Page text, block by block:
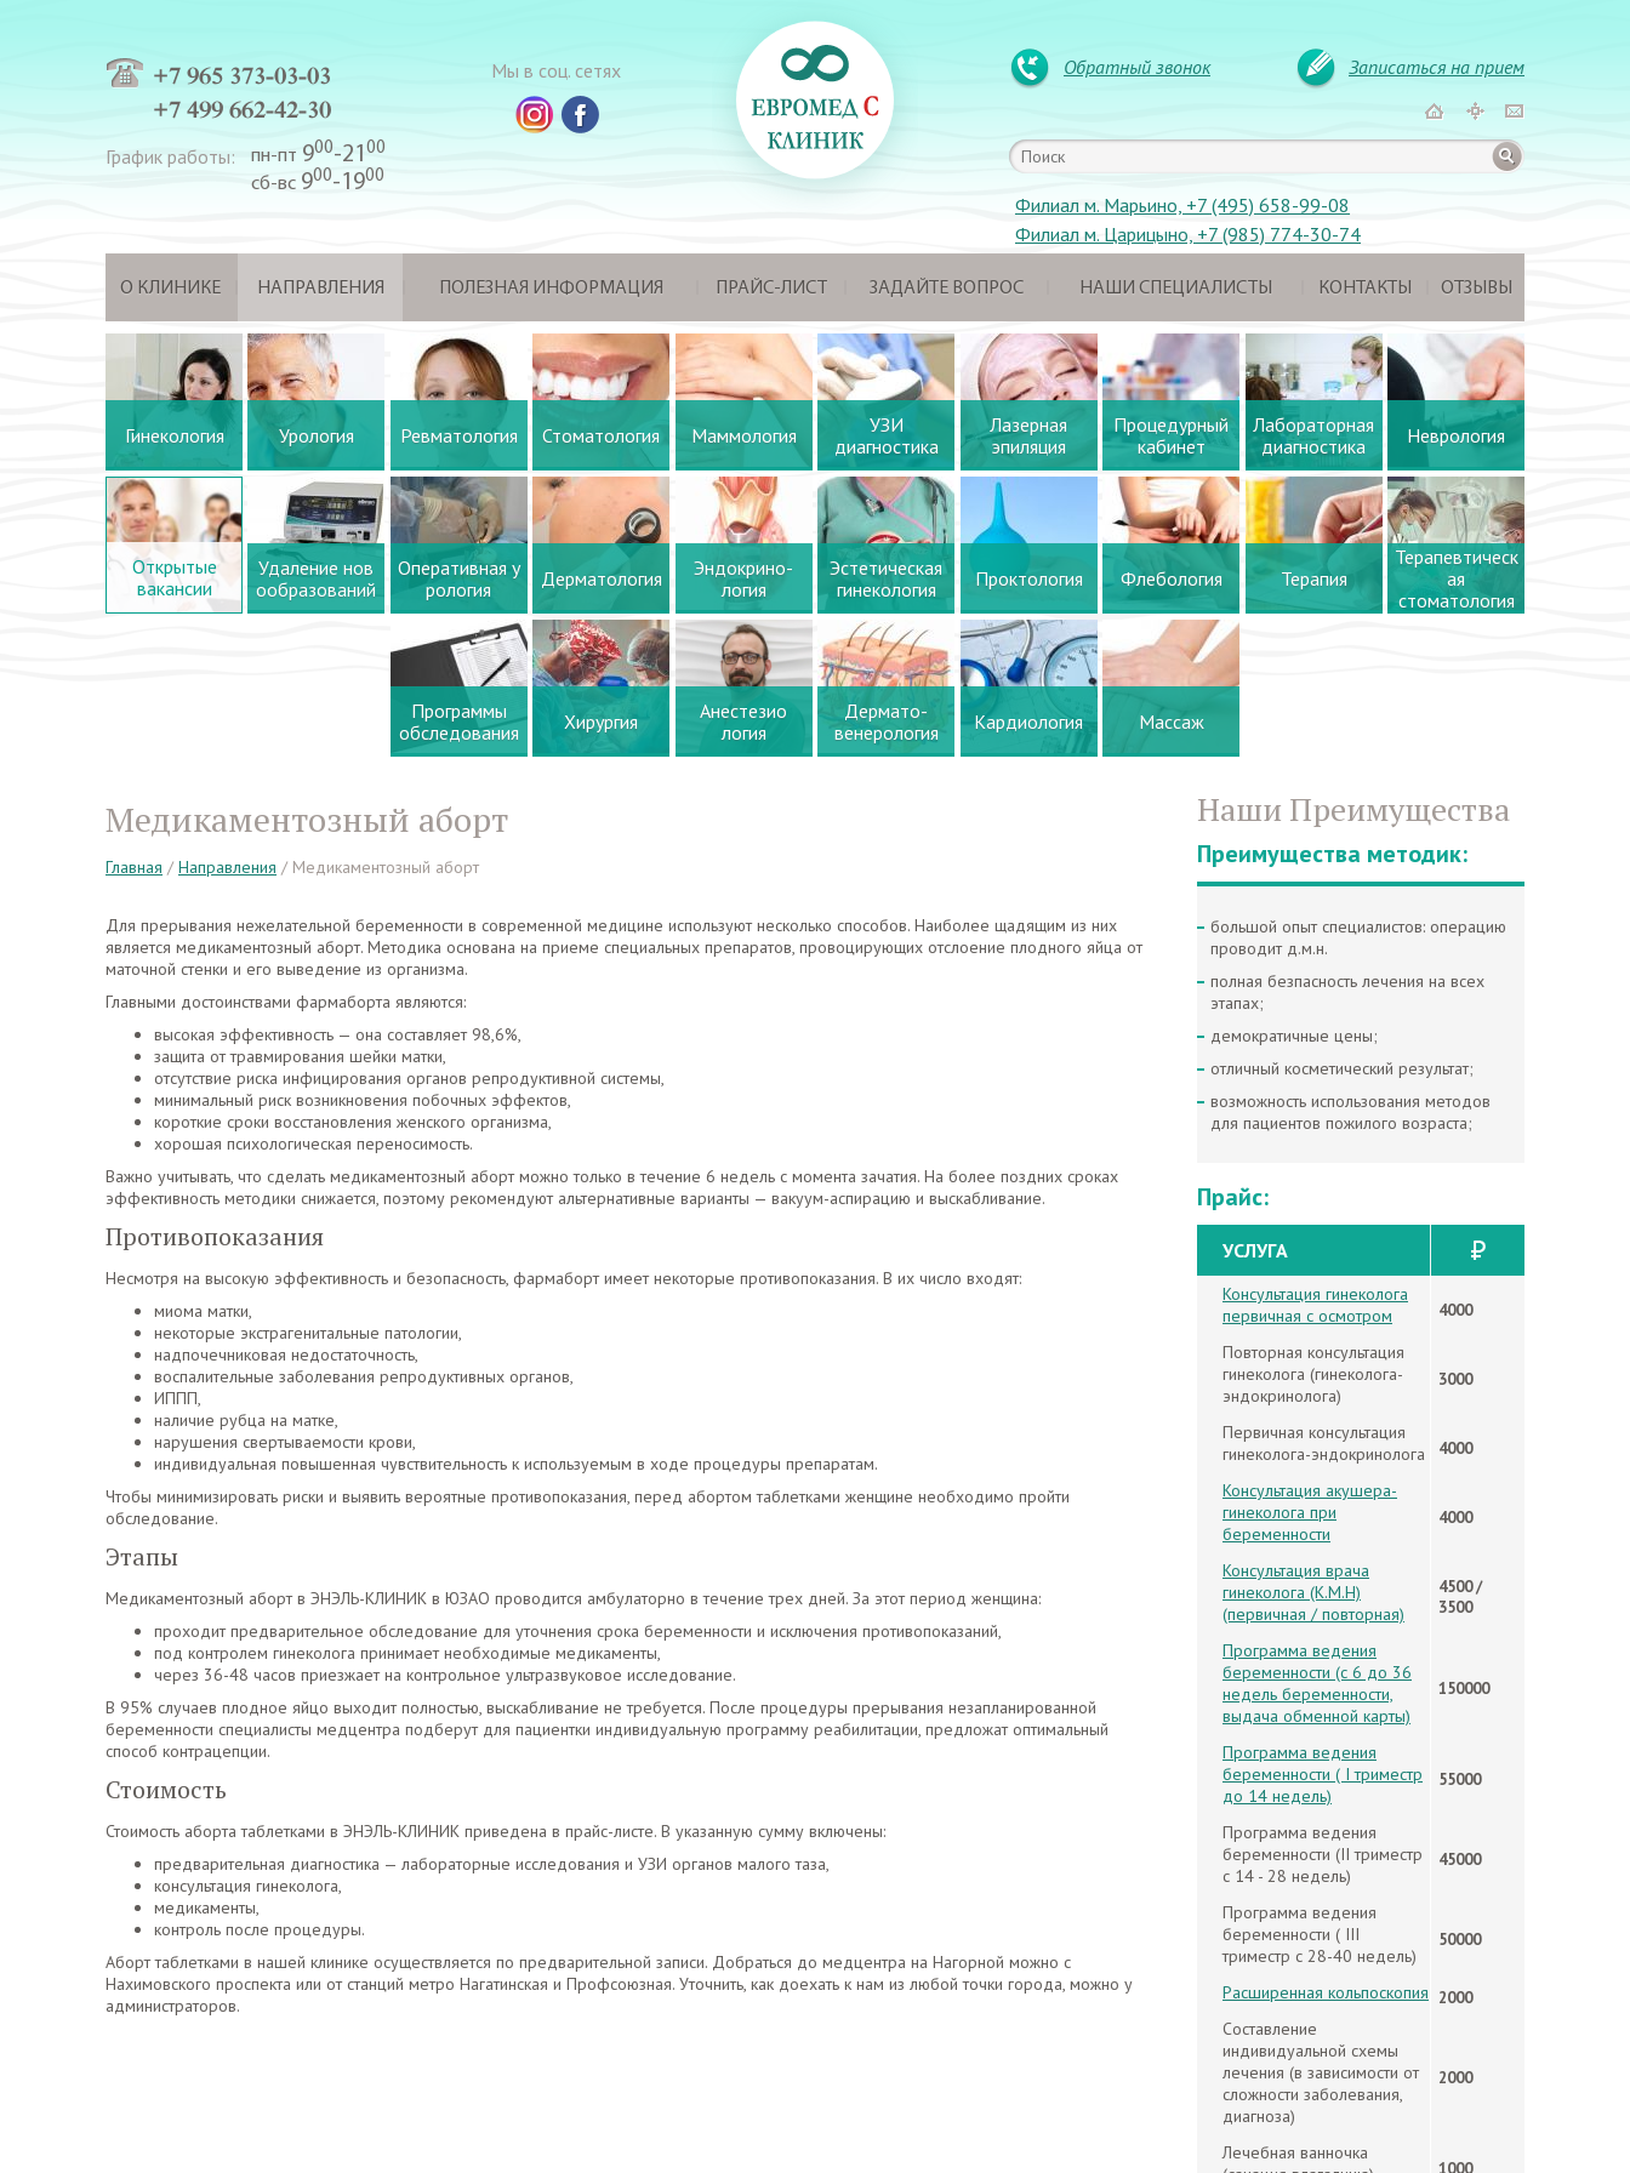
+7 965 373-03-03
+7 499 662-42-30
График работы: пн-пт 900-21 00
сб-вс 900-1900
Мы в соц. сетях Обратный звонок Записаться на прием
Филиал м. Марьино, +7 (495) 658-99-08
Филиал м. Царицыно, +7 (985) 774-30-74
О КЛИНИКЕ НАПРАВЛЕНИЯ ПОЛЕЗНАЯ ИНФОРМАЦИЯ ПРАЙС-ЛИСТ ЗАДАЙТЕ ВОПРОС НАШИ СПЕЦИАЛИСТЫ КОНТАКТЫ ОТЗЫВЫ
Гинекология Урология Ревматология Стоматология Маммология
УЗИ
диагностика
Лазерная
эпиляция
Процедурный
кабинет
Лабораторная
диагностика
Неврология
Открытые
вакансии
Удаление нов
ообразований
Оперативная у
рология
Дерматология
Эндокрино-
логия
Эстетическая
гинекология
Проктология Флебология Терапия
Терапевтическ
ая
стоматология
Программы
обследования
Хирургия
Анестезио
логия
Дермато-
венерология
Кардиология Массаж
Медикаментозный аборт
Главная / Направления / Медикаментозный аборт
Для прерывания нежелательной беременности в современной медицине используют несколько способов. Наиболее щадящим из них
является медикаментозный аборт. Методика основана на приеме специальных препаратов, провоцирующих отслоение плодного яйца от
маточной стенки и его выведение из организма.
Главными достоинствами фармаборта являются:
высокая эффективность — она составляет 98,6%,
защита от травмирования шейки матки,
отсутствие риска инфицирования органов репродуктивной системы,
минимальный риск возникновения побочных эффектов,
короткие сроки восстановления женского организма,
хорошая психологическая переносимость.
Важно учитывать, что сделать медикаментозный аборт можно только в течение 6 недель с момента зачатия. На более поздних сроках
эффективность методики снижается, поэтому рекомендуют альтернативные варианты — вакуум-аспирацию и выскабливание.
Противопоказания
Несмотря на высокую эффективность и безопасность, фармаборт имеет некоторые противопоказания. В их число входят:
миома матки,
некоторые экстрагенитальные патологии,
надпочечниковая недостаточность,
воспалительные заболевания репродуктивных органов,
ИППП,
наличие рубца на матке,
нарушения свертываемости крови,
индивидуальная повышенная чувствительность к используемым в ходе процедуры препаратам.
Чтобы минимизировать риски и выявить вероятные противопоказания, перед абортом таблетками женщине необходимо пройти
обследование.
Этапы
Медикаментозный аборт в ЭНЭЛЬ-КЛИНИК в ЮЗАО проводится амбулаторно в течение трех дней. За этот период женщина:
проходит предварительное обследование для уточнения срока беременности и исключения противопоказаний,
под контролем гинеколога принимает необходимые медикаменты,
через 36-48 часов приезжает на контрольное ультразвуковое исследование.
В 95% случаев плодное яйцо выходит полностью, выскабливание не требуется. После процедуры прерывания незапланированной
беременности специалисты медцентра подберут для пациентки индивидуальную программу реабилитации, предложат оптимальный
способ контрацепции.
Стоимость
Стоимость аборта таблетками в ЭНЭЛЬ-КЛИНИК приведена в прайс-листе. В указанную сумму включены:
предварительная диагностика — лабораторные исследования и УЗИ органов малого таза,
консультация гинеколога,
медикаменты,
контроль после процедуры.
Аборт таблетками в нашей клинике осуществляется по предварительной записи. Добраться до медцентра на Нагорной можно с
Нахимовского проспекта или от станций метро Нагатинская и Профсоюзная. Уточнить, как доехать к нам из любой точки города, можно у
администраторов.
Наши Преимущества
Преимущества методик:
большой опыт специалистов: операцию
проводит д.м.н.
полная безпасность лечения на всех
этапах;
демократичные цены;
отличный косметический результат;
возможность использования методов
для пациентов пожилого возраста;
Прайс:
УСЛУГA
Консультация гинеколога
первичная с осмотром
4000
Повторная консультация
гинеколога (гинеколога-
эндокринолога)
3000
Первичная консультация
гинеколога-эндокринолога
4000
Консультация акушера-
гинеколога при
беременности
4000
Консультация врача
гинеколога (К.М.Н)
(первичная / повторная)
4500 /
3500
Программа ведения
беременности (с 6 до 36
недель беременности,
выдача обменной карты)
150000
Программа ведения
беременности ( I триместр
до 14 недель)
55000
Программа ведения
беременности (II триместр
с 14 - 28 недель)
45000
Программа ведения
беременности ( III
триместр с 28-40 недель)
50000
Расширенная кольпоскопия 2000
Составление
индивидуальной схемы
лечения (в зависимости от
сложности заболевания,
диагноза)
2000
Лечебная ванночка
1000